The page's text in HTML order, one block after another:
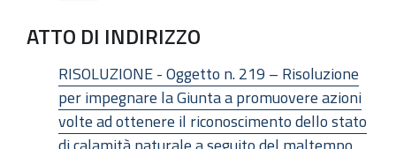
ATTO DI INDIRIZZO
RISOLUZIONE - Oggetto n. 219 – Risoluzione
per impegnare la Giunta a promuovere azioni
volte ad ottenere il riconoscimento dello stato